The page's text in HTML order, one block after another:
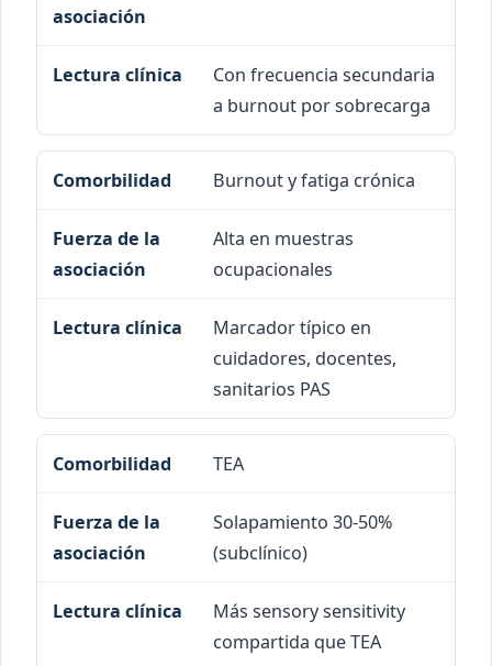
Con frecuencia secundaria
a burnout por sobrecarga
Burnout y fatiga crónica
Alta en muestras
ocupacionales
Marcador típico en
cuidadores, docentes,
sanitarios PAS
TEA
Solapamiento 30-50%
(subclínico)
Más sensory sensitivity
compartida que TEA